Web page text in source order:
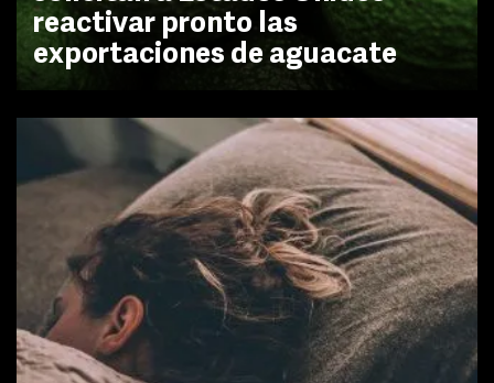
reactivar pronto las
exportaciones de aguacate